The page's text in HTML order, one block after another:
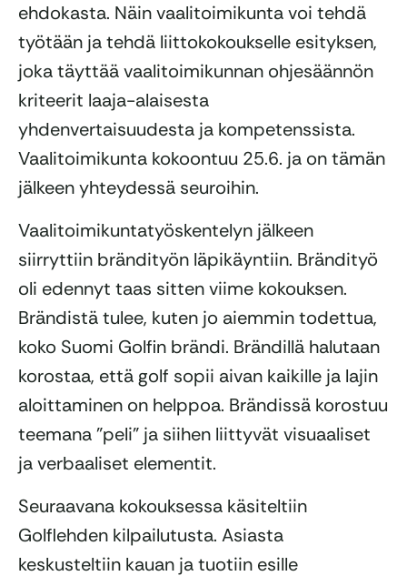
ehdokasta. Näin vaalitoimikunta voi tehdä
työtään ja tehdä liittokokoukselle esityksen,
joka täyttää vaalitoimikunnan ohjesäännön
kriteerit laaja-alaisesta
yhdenvertaisuudesta ja kompetenssista.
Vaalitoimikunta kokoontuu 25.6. ja on tämän
jälkeen yhteydessä seuroihin.
Vaalitoimikuntatyöskentelyn jälkeen
siirryttiin brändityön läpikäyntiin. Brändityö
oli edennyt taas sitten viime kokouksen.
Brändistä tulee, kuten jo aiemmin todettua,
koko Suomi Golfin brändi. Brändillä halutaan
korostaa, että golf sopii aivan kaikille ja lajin
aloittaminen on helppoa. Brändissä korostuu
teemana ”peli” ja siihen liittyvät visuaaliset
ja verbaaliset elementit.
Seuraavana kokouksessa käsiteltiin
Golflehden kilpailutusta. Asiasta
keskusteltiin kauan ja tuotiin esille